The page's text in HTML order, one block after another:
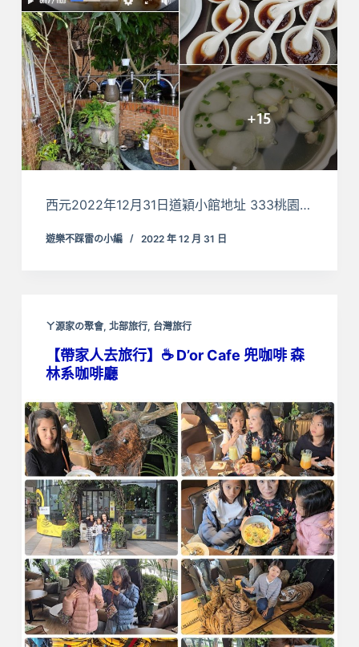
西元2022年12月31日道穎小館地址 333桃園…
遊樂不踩雷の小編 2022 年 12 月 31 日
ㄚ源家の聚會, 北部旅行, 台灣旅行
【帶家人去旅行】☕ D’or Cafe 兜咖啡 森
林系咖啡廳